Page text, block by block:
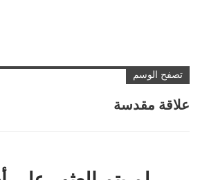
تصفح الوسم
علاقة مقدسة